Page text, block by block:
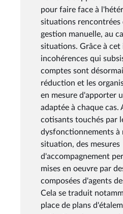
pour faire face à
situations rencontrées
gestion manuelle, au
situations. Grâce à cet
incohérences qui
comptes sont
réduction et les
en mesure d'apporter
adaptée à chaque cas.
cotisants touchés par
dysfonctionnements à
situation, des mesures
d'accompagnement
mises en oeuvre par
composées d'agents
Cela se traduit
place de plans